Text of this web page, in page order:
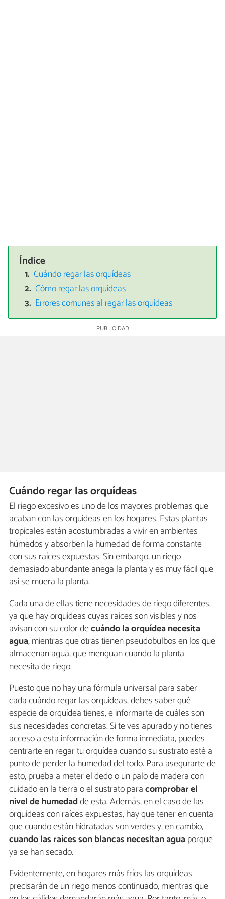
Índice
Cuándo regar las orquídeas
Cómo regar las orquídeas
Errores comunes al regar las orquídeas
Cuándo regar las orquídeas
El riego excesivo es uno de los mayores problemas que
acaban con las orquídeas en los hogares. Estas plantas
tropicales están acostumbradas a vivir en ambientes
húmedos y absorben la humedad de forma constante
con sus raíces expuestas. Sin embargo, un riego
demasiado abundante anega la planta y es muy fácil que
así se muera la planta.
Cada una de ellas tiene necesidades de riego diferentes,
ya que hay orquídeas cuyas raíces son visibles y nos
avisan con su color decuándo la orquídea necesita
agua, mientras que otras tienen pseudobulbos en los que
almacenan agua, que menguan cuando la planta
necesita de riego.
Puesto que no hay una fórmula universal para saber
cada cuándo regar las orquídeas, debes saber qué
especie de orquídea tienes, e informarte de cuáles son
sus necesidades concretas. Si te ves apurado y no tienes
acceso a esta información de forma inmediata, puedes
centrarte en regar tu orquídea cuando su sustrato esté a
punto de perder la humedad del todo. Para asegurarte de
esto, prueba a meter el dedo o un palo de madera con
cuidado en la tierra o el sustrato paracomprobar el
nivel de humedadde esta. Además, en el caso de las
orquídeas con raíces expuestas, hay que tener en cuenta
que cuando están hidratadas son verdes y, en cambio,
cuando las raíces son blancas necesitan aguaporque
ya se han secado.
Evidentemente, en hogares más fríos las orquídeas
precisarán de un riego menos continuado, mientras que